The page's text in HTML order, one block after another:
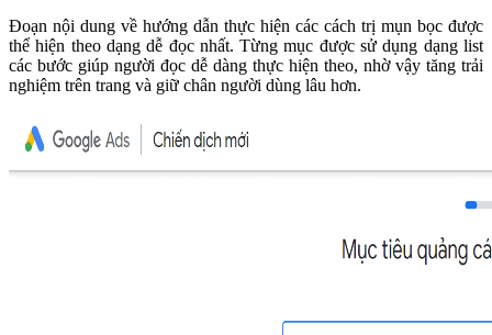
Đoạn nội dung về hướng dẫn thực hiện các cách trị mụn bọc được
thể hiện theo dạng dễ đọc nhất. Từng mục được sử dụng dạng list
các bước giúp người đọc dễ dàng thực hiện theo, nhờ vậy tăng trải
nghiệm trên trang và giữ chân người dùng lâu hơn.